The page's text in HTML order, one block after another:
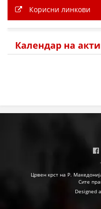
Корисни линкови
Календар на
Црвен крст на Р.
Сите
Designed